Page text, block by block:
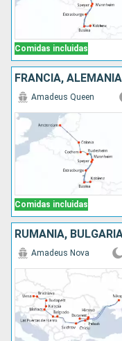
Comidas incluidas
Comidas incluidas
Amadeus Queen
Amadeus Nova